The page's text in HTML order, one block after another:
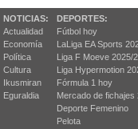
NOTICIAS:
Actualidad
Economía
Política
Cultura
Ikusmiran
Eguraldia
DEPORTES:
Fútbol hoy
LaLiga EA Sports
Liga F Moeve 2025/
Liga Hypermotion
Fórmula 1 hoy
Mercado de fichajes
Deporte Femenino
Pelota